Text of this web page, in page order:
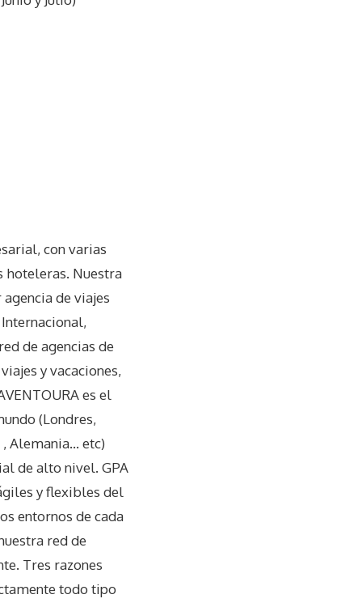
con varias
hoteleras. Nuestra
de viajes
de agencias de
y vacaciones,
es el
(Londres,
, Alemania… etc)
de alto nivel. GPA
y flexibles del
entornos de cada
red de
Tres razones
todo tipo